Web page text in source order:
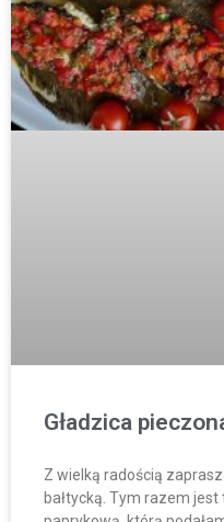
Gładzica
Z wielką radością
bałtycką. Tym razem